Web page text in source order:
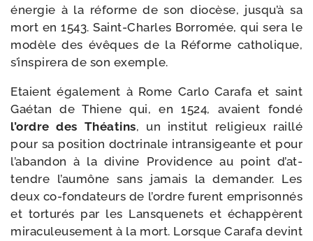
éner­gie à la réforme de son dio­cèse, jus­qu’à sa
mort en 1543. Saint-​Charles Borromée, qui sera le
modèle des évêques de la Réforme catho­lique,
s’ins­pi­re­ra de son exemple.
Etaient éga­le­ment à Rome Carlo Carafa et saint
Gaétan de Thiene qui, en 1524, avaient fon­dé
l’ordre des Théatins, un ins­ti­tut reli­gieux raillé
pour sa posi­tion doc­tri­nale intran­si­geante et pour
l’a­ban­don à la divine Providence au point d’at­
tendre l’au­mône sans jamais la deman­der. Les
deux co-​fondateurs de l’ordre furent empri­son­nés
et tor­tu­rés par les Lansquenets et échap­pèrent
mira­cu­leu­se­ment à la mort. Lorsque Carafa devint